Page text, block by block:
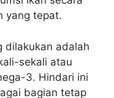
yang tepat.
dilakukan adalah
sekali atau
3. Hindari ini
bagian tetap